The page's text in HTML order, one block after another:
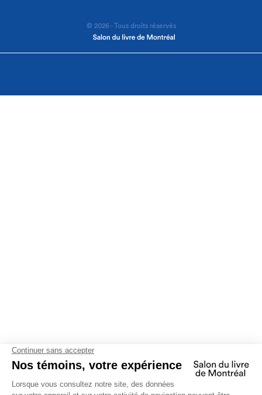
© 2026 - Tous droits réservés